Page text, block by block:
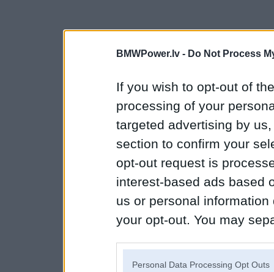
BMWPower.lv - Do Not Process
If you wish to opt-out of
processing of your
targeted advertising by
section to confirm your
opt-out request is
interest-based ads based
us or personal
your opt-out. You may
Personal Data Processing Opt Outs